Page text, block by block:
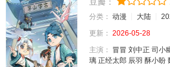
分类： 动漫 大陆
更新： 2026-05-28
主演：
冒冒 刘中正 司小
璃 正经太郎 辰羽 酥小盼